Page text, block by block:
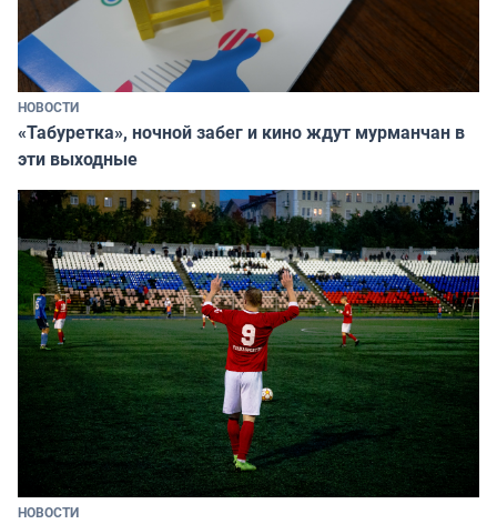
НОВОСТИ
«Табуретка», ночной забег и кино ждут мурманчан в
эти выходные
НОВОСТИ